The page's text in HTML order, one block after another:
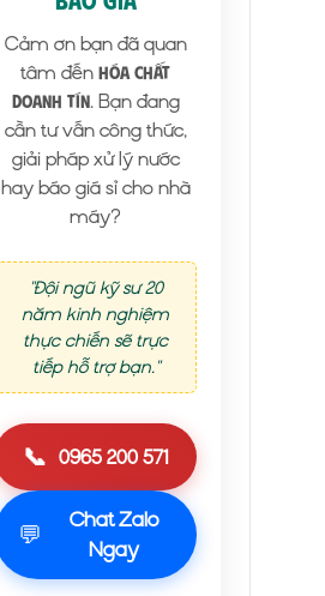
Cảm ơn bạn đã quan
tâm đến Hóa Chất
Doanh Tín. Bạn đang
cần tư vấn công thức,
giải pháp xử lý nước
hay báo giá sỉ cho nhà
máy?
"Đội ngũ kỹ sư 20
năm kinh nghiệm
thực chiến sẽ trực
tiếp hỗ trợ bạn."
📞 0965 200 571
💬
Chat Zalo
Ngay